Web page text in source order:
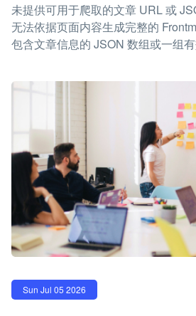
未提供可用于爬取的文章 URL 或
无法依据页面内容生成完整的
包含文章信息的 JSON 数组或一组有
Sun Jul 05 2026